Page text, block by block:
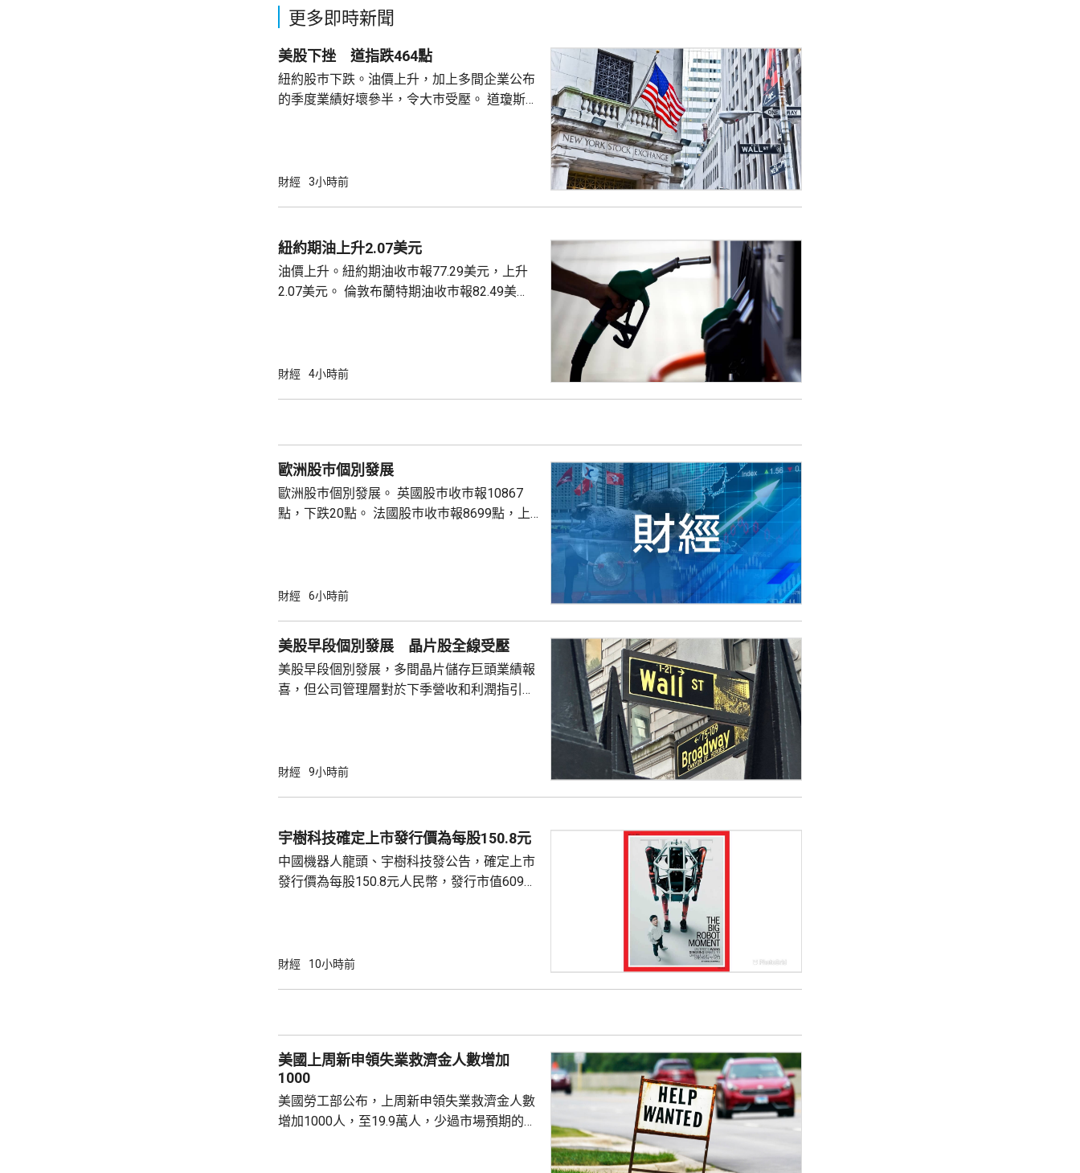
更多即時新聞
美股下挫 道指跌464點
紐約股巿下跌。油價上升，加上多間企業公布
的季度業績好壞參半，令大巿受壓。 道瓊斯工
財經 3小時前
紐約期油上升2.07美元
油價上升。紐約期油收巿報77.29美元，上升
2.07美元。 倫敦布蘭特期油收巿報82.49美
財經 4小時前
歐洲股巿個別發展
歐洲股巿個別發展。 英國股巿收巿報10867
點，下跌20點。 法國股巿收巿報8699點，上
財經 6小時前
美股早段個別發展 晶片股全線受壓
美股早段個別發展，多間晶片儲存巨頭業績報
喜，但公司管理層對於下季營收和利潤指引未
指數最新報54315點，跌33點； 標準普爾500
財經 9小時前
宇樹科技確定上市發行價為每股150.8元
中國機器人龍頭、宇樹科技發公告，確定上市
發行價為每股150.8元人民幣，發行市值609億
開發行新股4040多萬股，擬發行數量佔發行後
財經 10小時前
美國上周新申領失業救濟金人數增加
1000
美國勞工部公布，上周新申領失業救濟金人數
增加1000人，至19.9萬人，少過市場預期的